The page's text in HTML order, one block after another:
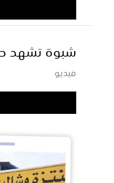
شبوة تشهد
فيديو